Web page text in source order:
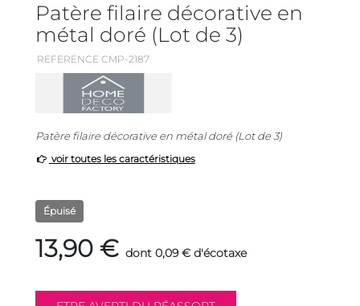
Patère filaire décorative en
métal doré (Lot de 3)
REFERENCE CMP-2187
Patère filaire décorative en métal doré (Lot de 3)
voir toutes les caractéristiques
Épuisé
13,90 € dont 0,09 € d'écotaxe